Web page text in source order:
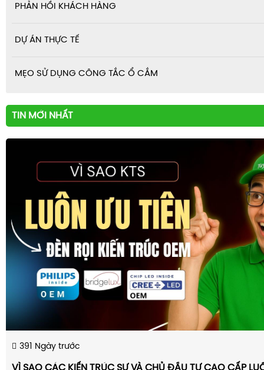
PHẢN HỒI KHÁCH HÀNG
DỰ ÁN THỰC TẾ
MẸO SỬ DỤNG CÔNG TẮC Ổ CẮM
TIN MỚI NHẤT
391 Ngày trước
VÌ SAO CÁC KIẾN TRÚC SƯ VÀ CHỦ ĐẦU TƯ CAO CẤP